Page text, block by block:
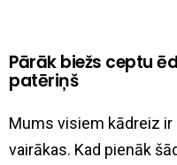
Pārāk biežs ceptu
patēriņš
Mums visiem kādreiz ir
vairākas. Kad pienāk